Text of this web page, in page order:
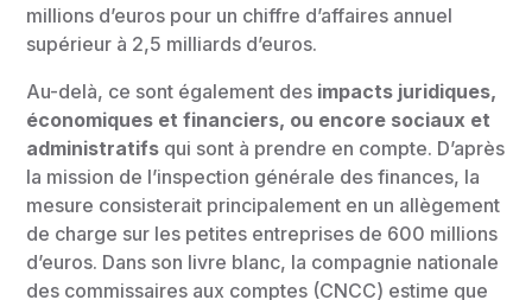
millions d’euros pour un chiffre d’affaires annuel
supérieur à 2,5 milliards d’euros.
Au-delà, ce sont également des impacts juridiques,
économiques et financiers, ou encore sociaux et
administratifs qui sont à prendre en compte. D’après
la mission de l’inspection générale des finances, la
mesure consisterait principalement en un allègement
de charge sur les petites entreprises de 600 millions
d’euros. Dans son livre blanc, la compagnie nationale
des commissaires aux comptes (CNCC) estime que